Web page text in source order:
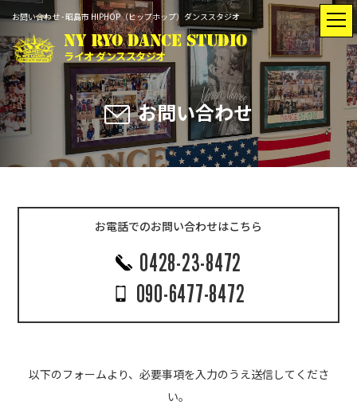
トップ 最新情報
スケジュール
Q&A 動画紹介
お問い合わせ - 昭島市 HIPHOP（ヒップホップ）ダンススタジオ
NY RYO DANCE STUDIO
ライオ ダンススタジオ
お問い合わせ
お電話でのお問い合わせはこちら
0428-23-8472
090-6477-8472
以下のフォームより、必要事項を入力のうえ送信してくださ
い。